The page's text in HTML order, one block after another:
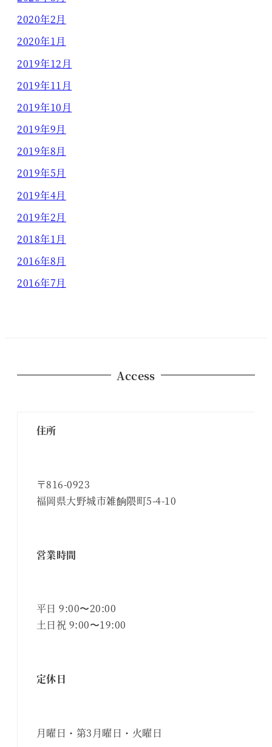
2020年2月
2020年1月
2019年12月
2019年11月
2019年10月
2019年9月
2019年8月
2019年5月
2019年4月
2019年2月
2018年1月
2016年8月
2016年7月
Access
住所
〒816-0923
福岡県大野城市雑餉隈町5-4-10
営業時間
平日 9:00〜20:00
土日祝 9:00〜19:00
定休日
月曜日・第3月曜日・火曜日